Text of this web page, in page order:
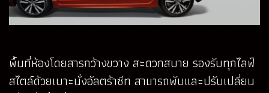
พื้นที่ห้องโดยสารกว้างขวาง สะดวกสบาย รองรับทุกไลฟ์
สไตล์ด้วยเบาะนั่งอัลตร้าซีท สามารถพับและปรับเปลี่ยน